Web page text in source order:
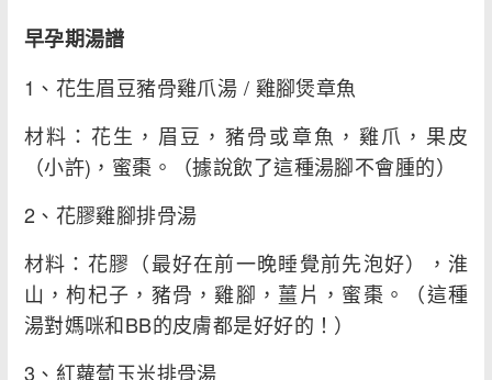
早孕期湯譜
1、花生眉豆豬骨雞爪湯 / 雞腳煲章魚
材料：花生，眉豆，豬骨或章魚，雞爪，果皮
（小許)，蜜棗。（據說飲了這種湯腳不會腫的）
2、花膠雞腳排骨湯
材料：花膠（最好在前一晚睡覺前先泡好），淮
山，枸杞子，豬骨，雞腳，薑片，蜜棗。（這種
湯對媽咪和BB的皮膚都是好好的！）
3、紅蘿蔔玉米排骨湯